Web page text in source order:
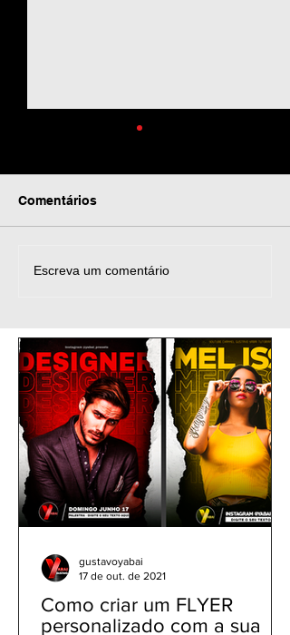
PicsArt Tutorial - Efeito
Effect
Comentários
Escreva um comentário
Como criar um FLYER
personalizado com a sua
gustavoyabai
17 de out. de 2021